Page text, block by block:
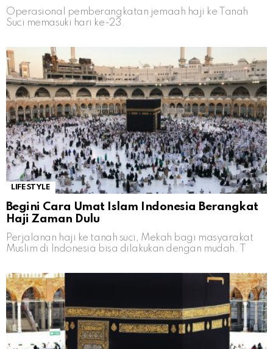
Operasional pemberangkatan jemaah haji ke Tanah
Suci memasuki hari ke-23.
LIFESTYLE
Begini Cara Umat Islam Indonesia Berangkat
Haji Zaman Dulu
Perjalanan haji ke tanah suci, Mekah bagi masyarakat
Muslim di Indonesia bisa dilakukan dengan mudah. T